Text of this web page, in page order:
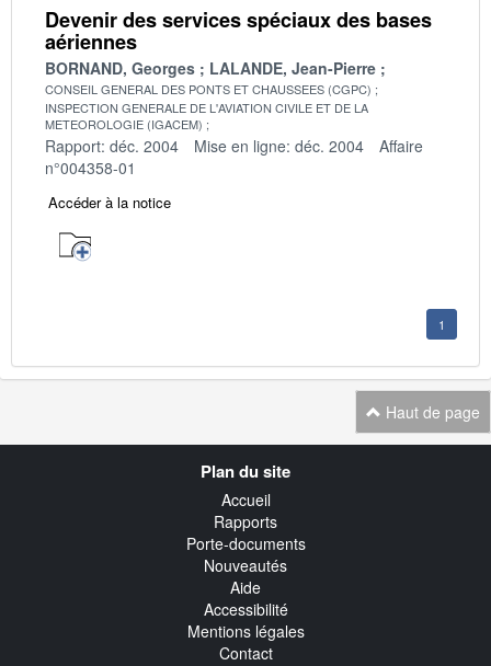
Devenir des services spéciaux des bases
aériennes
BORNAND, Georges LALANDE, Jean-Pierre
CONSEIL GENERAL DES PONTS ET CHAUSSEES (CGPC)
INSPECTION GENERALE DE L'AVIATION CIVILE ET DE LA
METEOROLOGIE (IGACEM)
Rapport: déc. 2004 Mise en ligne: déc. 2004
Affaire
n°004358-01
Accéder à la notice
1
Haut de page
Plan du site
Accueil
Rapports
Porte-documents
Nouveautés
Aide
Accessibilité
Mentions légales
Contact